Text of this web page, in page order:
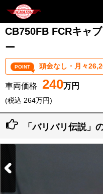
CB750FB FCRキャ
ー
POINT 頭金なし・月々
240
(税込 264万円)
「バリバリ伝説」